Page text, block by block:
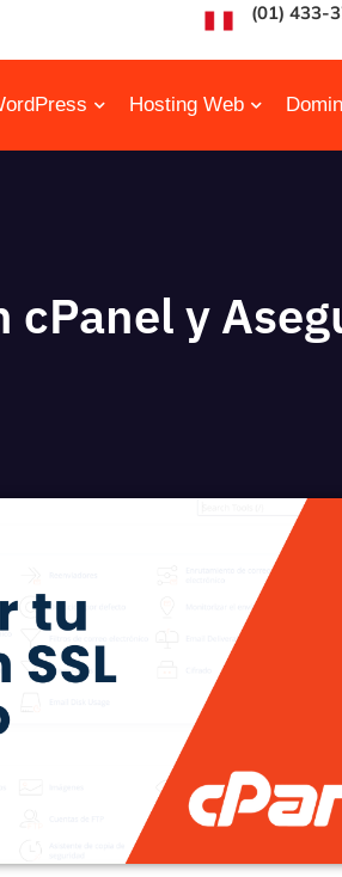
(01) 433-
Hosting Web
y